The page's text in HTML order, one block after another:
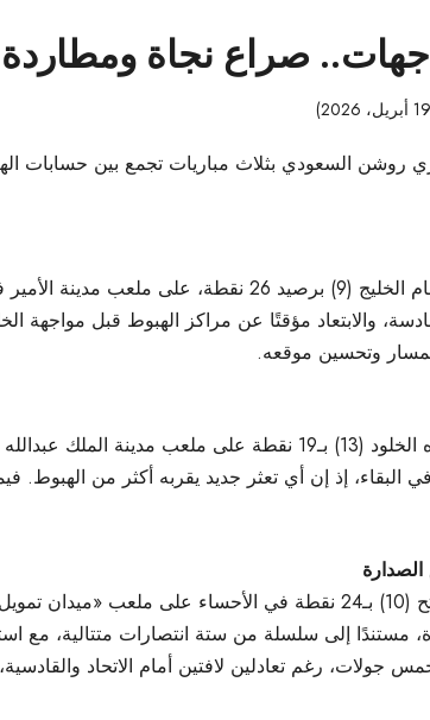
السبت مواجهات الجولة الـ22 من دوري روشن السعودي بثلاث
والابتعاد مؤقتًا عن مراكز الهبوط قبل مواجهة
وتحسين موقعه.
إذ إن أي تعثر جديد يقربه أكثر من الهبوط.
مستندًا إلى سلسلة من ستة انتصارات متتالية، مع
جولات، رغم تعادلين لافتين أمام الاتحاد